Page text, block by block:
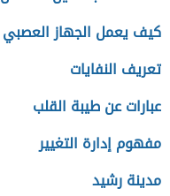
كيف يعمل الجهاز العصبي
تعريف النفايات
عبارات عن طيبة القلب
مفهوم إدارة التغيير
مدينة رشيد